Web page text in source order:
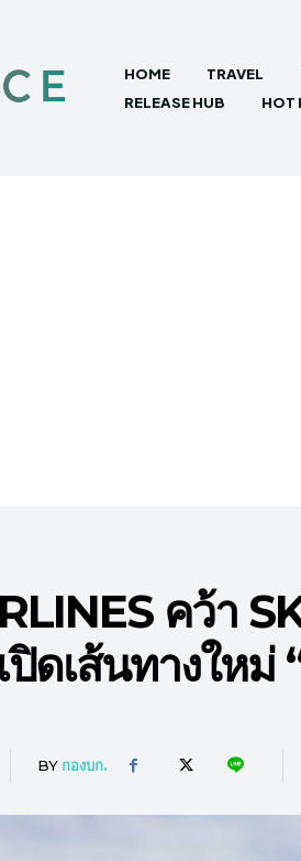
HOME TRAVEL
RELEASE HUB
HOT
คว้า
ดเส้นทางใหม่
BY กองบก.